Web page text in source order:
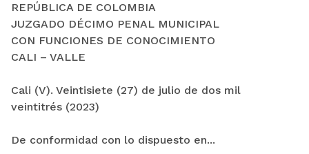
REPÚBLICA DE COLOMBIA
JUZGADO DÉCIMO PENAL MUNICIPAL
CON FUNCIONES DE CONOCIMIENTO
CALI – VALLE
Cali (V). Veintisiete (27) de julio de dos mil
veintitrés (2023)
De conformidad con lo dispuesto en...